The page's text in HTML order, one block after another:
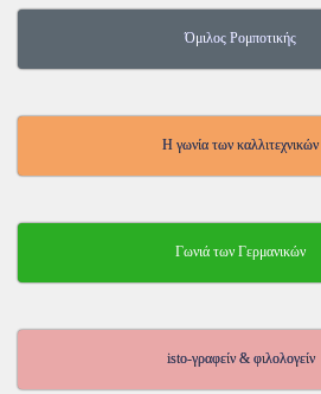
Όμιλος Ρομποτικής
Η γωνία των καλλιτεχνικών
Γωνιά των Γερμανικών
isto-γραφείν & φιλολογείν